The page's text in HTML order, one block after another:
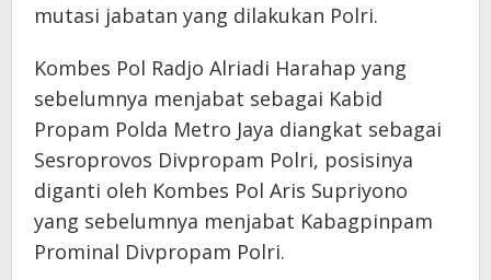
mutasi jabatan yang dilakukan Polri.
Kombes Pol Radjo Alriadi Harahap yang
sebelumnya menjabat sebagai Kabid
Propam Polda Metro Jaya diangkat sebagai
Sesroprovos Divpropam Polri, posisinya
diganti oleh Kombes Pol Aris Supriyono
yang sebelumnya menjabat Kabagpinpam
Prominal Divpropam Polri.